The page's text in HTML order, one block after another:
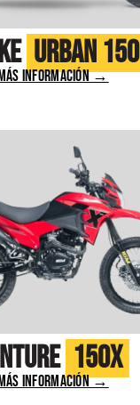
Urban 150
MÁS INFORMACIÓN →
150X
INFORMACIÓN →